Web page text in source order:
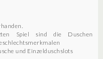
Spiel sind die Duschen
und Einzelduschslots